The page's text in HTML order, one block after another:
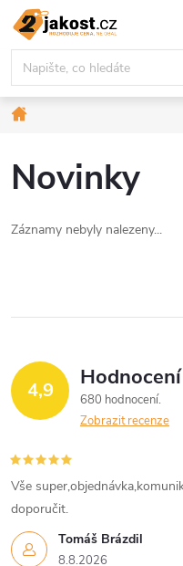
Přejít
obsah
Novinky
Záznamy nebyly nalezeny...
4,9
680 hodnocení
Zobrazit recenze
Tomáš Brázdil
8.8.2026
Vše
doporučit.